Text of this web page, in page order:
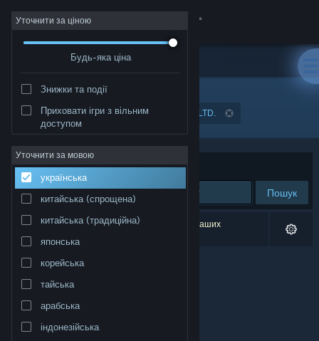
Увійти
Крамниця
Інформація
Підтримка
Змінити мову
Переглянути повну версію
Уточнити за ціною
Будь-яка ціна
Знижки та події
Приховати ігри з вільним
доступом
Уточнити за мовою
українська
китайська (спрощена)
китайська (традиційна)
японська
корейська
тайська
арабська
індонезійська
Розробник: YGGDRAZIL GROUP PUBLIC CO., LTD.
Упорядкувати за доречністю
Пошук
Результатів вашого пошуку: 0. Відповідно до ваших
уподобань було виключено 1 найменування.